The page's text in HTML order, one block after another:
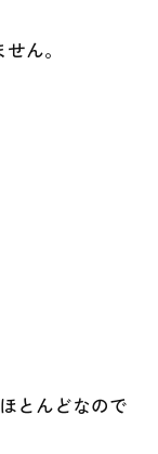
ん。
とんどなので